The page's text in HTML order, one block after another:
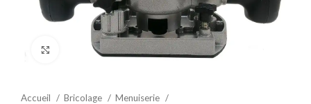
Click to enlarge
Accueil Bricolage
Menuiserie